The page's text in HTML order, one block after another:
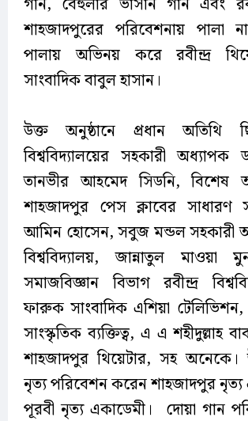
শাহজাদপুরের পরিবেশনায় পালা
পালায় অভিনয় করে রবীন্দ্র
সাংবাদিক বাবুল হাসান।
‎উক্ত অনুষ্ঠানে প্রধান অতিথি
বিশ্ববিদ্যালয়ের সহকারী অধ্যাপক
তানভীর আহমেদ সিডনি, বিশেষ
শাহজাদপুর পেস ক্লাবের
আমিন হোসেন, সবুজ মন্ডল সহকারী
বিশ্ববিদ্যালয়, জান্নাতুল মাওয়া
সমাজবিজ্ঞান বিভাগ রবীন্দ্র
ফারুক সাংবাদিক এশিয়া
সাংস্কৃতিক ব্যক্তিত্ব, এ এ শহীদুল্লাহ
শাহজাদপুর থিয়েটার, সহ অনেকে।
নৃত্য পরিবেশন করেন শাহজাদপুর নৃত্য
পূরবী নৃত্য একাডেমী। দোয়া গান